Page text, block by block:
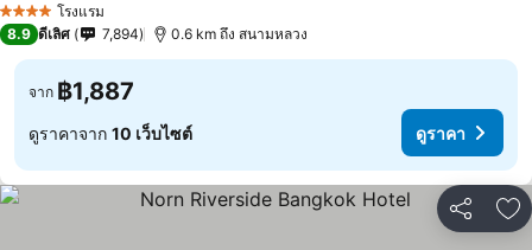
4 ดาว โรงแรม
8.9 ดีเลิศ 7,894 0.6 km ถึง สนามหลวง
จาก ฿1,887
ดูราคาจาก 10 เว็บไซต์ ดูราคา
แชร์ เ